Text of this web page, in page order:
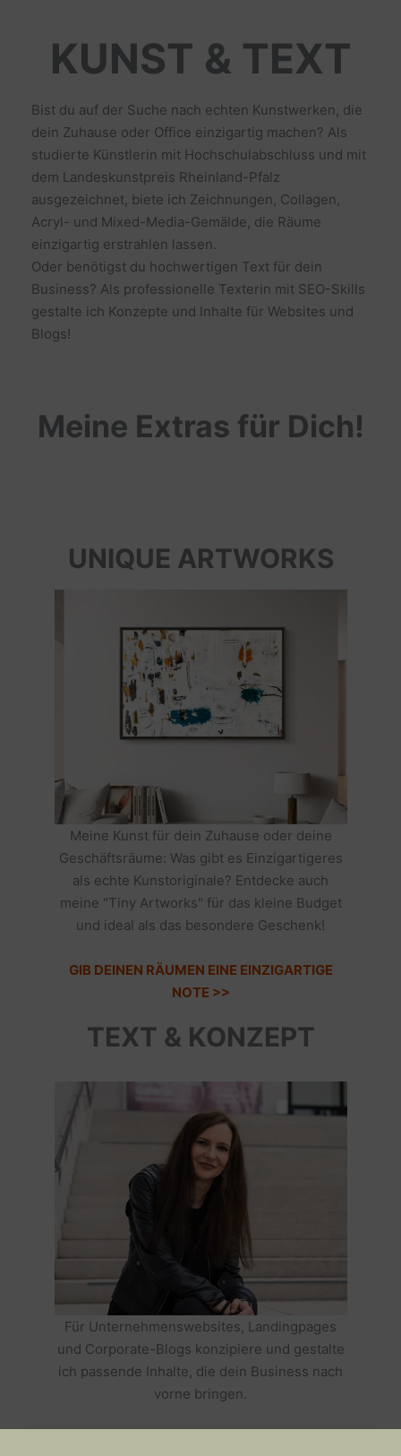
KUNST & TEXT
Bist du auf der Suche nach echten Kunstwerken, die
dein Zuhause oder Office einzigartig machen? Als
studierte Künstlerin mit Hochschulabschluss und mit
dem Landeskunstpreis Rheinland-Pfalz
ausgezeichnet, biete ich Zeichnungen, Collagen,
Acryl- und Mixed-Media-Gemälde, die Räume
einzigartig erstrahlen lassen.
Oder benötigst du hochwertigen Text für dein
Business? Als professionelle Texterin mit SEO-Skills
gestalte ich Konzepte und Inhalte für Websites und
Blogs!
Meine Extras für Dich!
UNIQUE ARTWORKS
Meine Kunst für dein Zuhause oder deine
Geschäftsräume: Was gibt es Einzigartigeres
als echte Kunstoriginale? Entdecke auch
meine "Tiny Artworks" für das kleine Budget
und ideal als das besondere Geschenk!
GIB DEINEN RÄUMEN EINE EINZIGARTIGE
NOTE >>
TEXT & KONZEPT
Für Unternehmenswebsites, Landingpages
und Corporate-Blogs konzipiere und gestalte
ich passende Inhalte, die dein Business nach
vorne bringen.